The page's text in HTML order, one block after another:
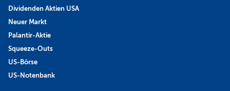
Dividenden Aktien USA
Neuer Markt
Palantir-Aktie
Squeeze-Outs
US-Börse
US-Notenbank